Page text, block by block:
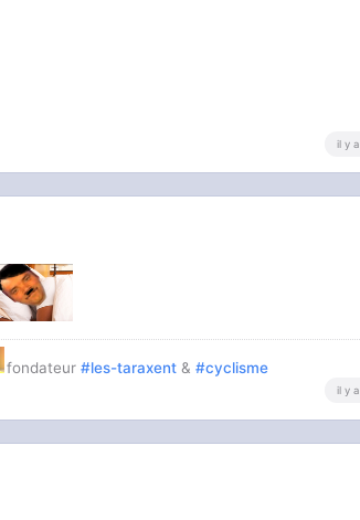
il y
fondateur#les-taraxent &#cyclisme
il y